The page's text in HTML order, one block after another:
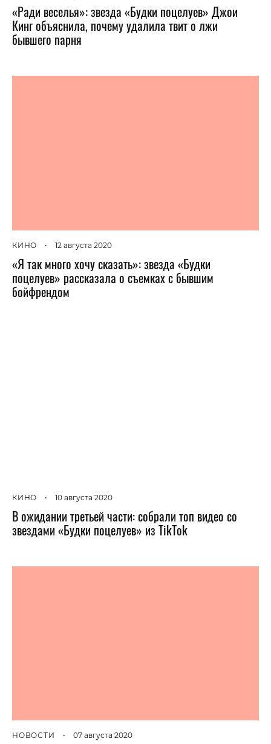
«Ради веселья»: звезда «Будки поцелуев» Джои
Кинг объяснила, почему удалила твит о лжи
бывшего парня
КИНО • 12 августа 2020
«Я так много хочу сказать»: звезда «Будки
поцелуев» рассказала о съемках с бывшим
бойфрендом
КИНО • 10 августа 2020
В ожидании третьей части: собрали топ видео со
звездами «Будки поцелуев» из TikTok
НОВОСТИ • 07 августа 2020